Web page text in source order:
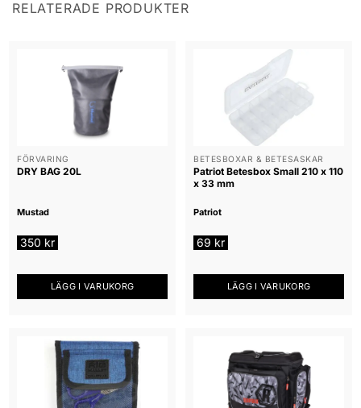
RELATERADE PRODUKTER
FÖRVARING
DRY BAG 20L
Mustad
350 kr
LÄGG I VARUKORG
BETESBOXAR & BETESASKAR
Patriot Betesbox Small 210 x 110
x 33 mm
Patriot
69 kr
LÄGG I VARUKORG